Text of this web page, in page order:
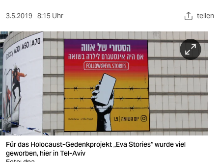
sport
berlin
nord
wahrheit
verlag
verlag
3.5.2019 8:15 Uhr teilen
Für das Holocaust-Gedenkprojekt „Eva Stories“ wurde viel
geworben, hier in Tel-Aviv